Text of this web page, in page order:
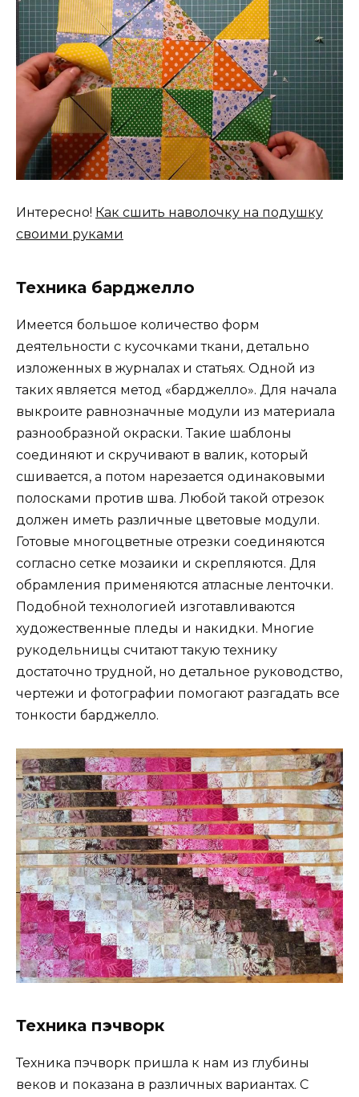
Интересно! Как сшить наволочку на подушку
своими руками
Техника барджелло
Имеется большое количество форм
деятельности с кусочками ткани, детально
изложенных в журналах и статьях. Одной из
таких является метод «барджелло». Для начала
выкроите равнозначные модули из материала
разнообразной окраски. Такие шаблоны
соединяют и скручивают в валик, который
сшивается, а потом нарезается одинаковыми
полосками против шва. Любой такой отрезок
должен иметь различные цветовые модули.
Готовые многоцветные отрезки соединяются
согласно сетке мозаики и скрепляются. Для
обрамления применяются атласные ленточки.
Подобной технологией изготавливаются
художественные пледы и накидки. Многие
рукодельницы считают такую технику
достаточно трудной, но детальное руководство,
чертежи и фотографии помогают разгадать все
тонкости барджелло.
Техника пэчворк
Техника пэчворк пришла к нам из глубины
веков и показана в различных вариантах. С